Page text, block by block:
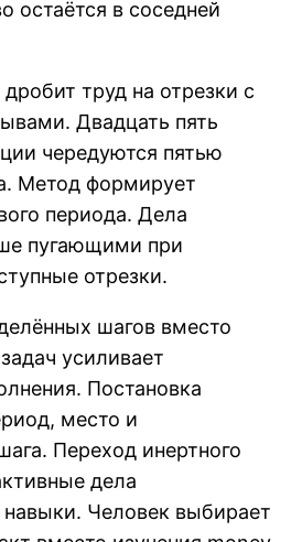
остаётся в соседней
труд на отрезки с
Двадцать пять
чередуются пятью
Метод формирует
периода. Дела
пугающими при
отрезки.
шагов вместо
усиливает
Постановка
место и
Переход инертного
дела
Человек выбирает